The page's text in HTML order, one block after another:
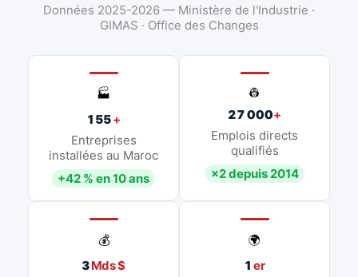
Données 2025-2026 — Ministère de l'Industrie ·
GIMAS · Office des Changes
🏭
155+
Entreprises
installées au Maroc
+42 % en 10 ans
👷
27 000+
Emplois directs
qualifiés
×2 depuis 2014
💰
3Mds $
🌍
1 er